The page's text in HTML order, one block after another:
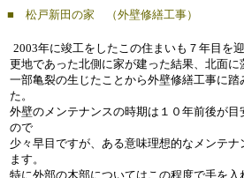
■ 松戸新田の家 （外壁修繕工事）
2003年に竣工をしたこの住まいも７年目を
更地であった北側に家が建った結果、北面に
一部亀裂の生じたことから外壁修繕工事に踏
た。
外壁のメンテナンスの時期は１０年前後が目
ので
少々早目ですが、ある意味理想的なメンテナ
ます。
特に外部の木部についてはこの程度で手を入